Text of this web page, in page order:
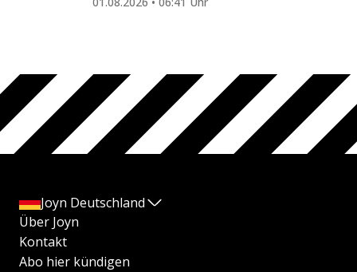
Joyn Deutschland
Über Joyn
Kontakt
Abo hier kündigen